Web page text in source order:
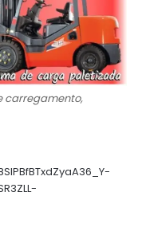
carregamento,